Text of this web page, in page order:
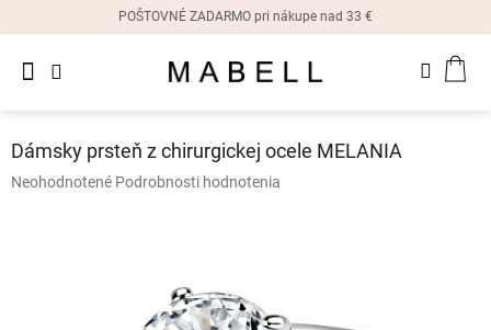
POŠTOVNÉ ZADARMO pri nákupe nad 33 €
Dámske
náušnice
Dámsky prsteň z chirurgickej ocele MELANIA
Priemerné
Neohodnotené Podrobnosti hodnotenia